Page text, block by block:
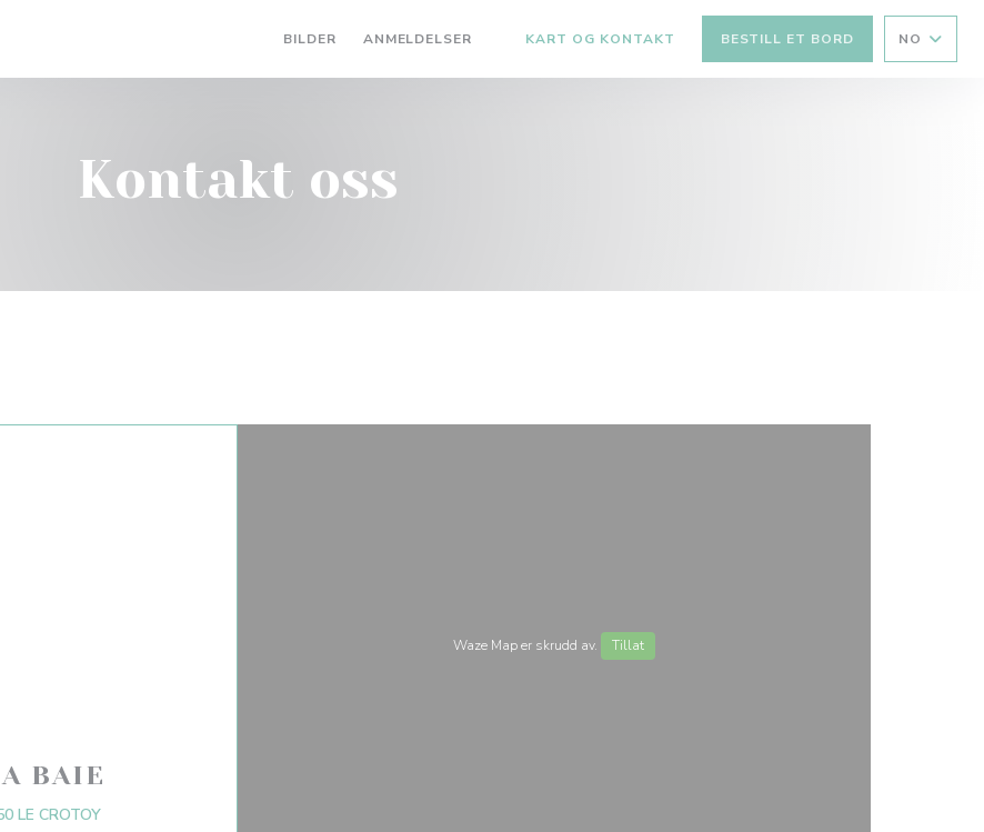
BILDER ANMELDELSER KART OG KONTAKT BESTILL ET BORD NO
Kontakt oss
BAIE
LE CROTOY((åpner i et nytt vindu))
Waze Map er skrudd av. Tillat